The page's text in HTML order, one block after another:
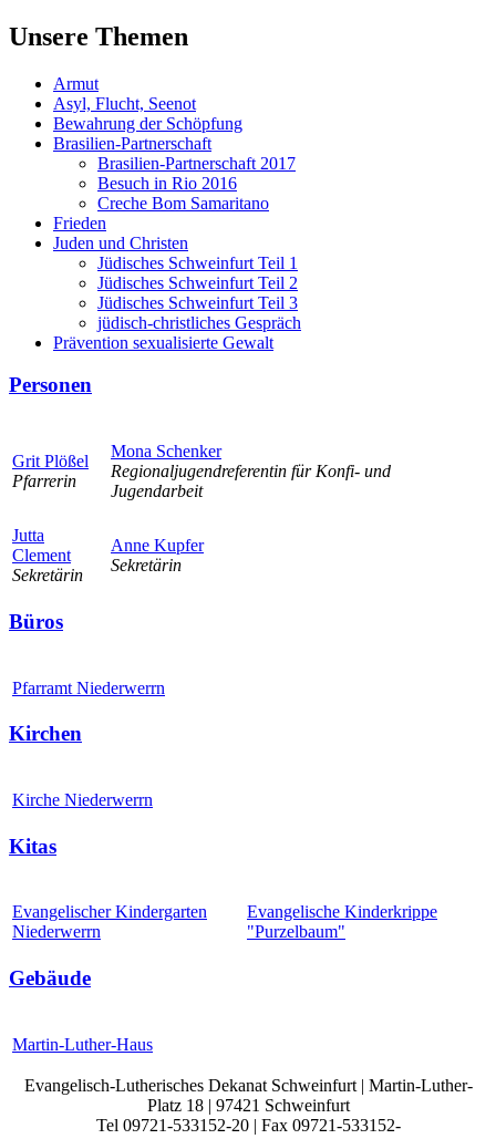
Unsere Themen
Armut
Asyl, Flucht, Seenot
Bewahrung der Schöpfung
Brasilien-Partnerschaft
Brasilien-Partnerschaft 2017
Besuch in Rio 2016
Creche Bom Samaritano
Frieden
Juden und Christen
Jüdisches Schweinfurt Teil 1
Jüdisches Schweinfurt Teil 2
Jüdisches Schweinfurt Teil 3
jüdisch-christliches Gespräch
Prävention sexualisierte Gewalt
Personen
Grit Plößel
Pfarrerin
Mona Schenker
Regionaljugendreferentin für Konfi- und
Jugendarbeit
Jutta
Clement
Sekretärin
Anne Kupfer
Sekretärin
Büros
Pfarramt Niederwerrn
Kirchen
Kirche Niederwerrn
Kitas
Evangelischer Kindergarten
Niederwerrn
Evangelische Kinderkrippe
"Purzelbaum"
Gebäude
Martin-Luther-Haus
Evangelisch-Lutherisches Dekanat Schweinfurt | Martin-Luther-
Platz 18 | 97421 Schweinfurt
Tel 09721-533152-20 | Fax 09721-533152-